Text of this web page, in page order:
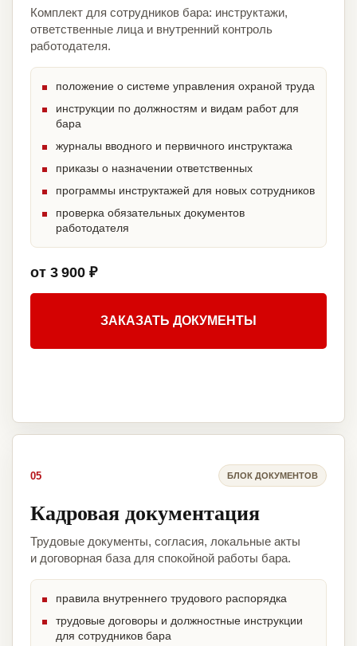
Комплект для сотрудников бара: инструктажи,
ответственные лица и внутренний контроль
работодателя.
положение о системе управления охраной труда
инструкции по должностям и видам работ для
бара
журналы вводного и первичного инструктажа
приказы о назначении ответственных
программы инструктажей для новых сотрудников
проверка обязательных документов
работодателя
от 3 900 ₽
ЗАКАЗАТЬ ДОКУМЕНТЫ
05 БЛОК ДОКУМЕНТОВ
Кадровая документация
Трудовые документы, согласия, локальные акты
и договорная база для спокойной работы бара.
правила внутреннего трудового распорядка
трудовые договоры и должностные инструкции
для сотрудников бара